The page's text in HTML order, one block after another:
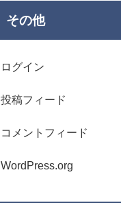
その他
ログイン
投稿フィード
コメントフィード
WordPress.org